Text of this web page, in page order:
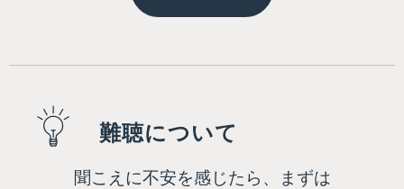
難聴について
聞こえに不安を感じたら、まずは